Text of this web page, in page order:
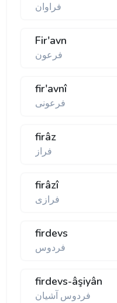
فراوان
Fir'avn
فرعون
fir'avnî
فرعونی
firâz
فراز
firâzî
فرازی
firdevs
فردوس
firdevs-âşiyân
فردوس آشيان